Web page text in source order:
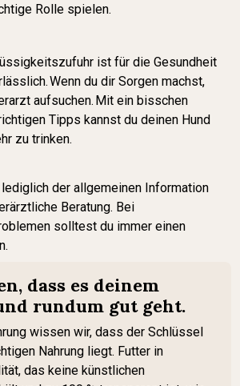
Rolle spielen.
ist für die Gesundheit
Wenn du dir Sorgen machst,
aufsuchen. Mit ein bisschen
Tipps kannst du deinen Hund
zu trinken.
der allgemeinen Information
Beratung. Bei
solltest du immer einen
dass es deinem
rundum gut geht.
wissen wir, dass der Schlüssel
Nahrung liegt. Futter in
das keine künstlichen